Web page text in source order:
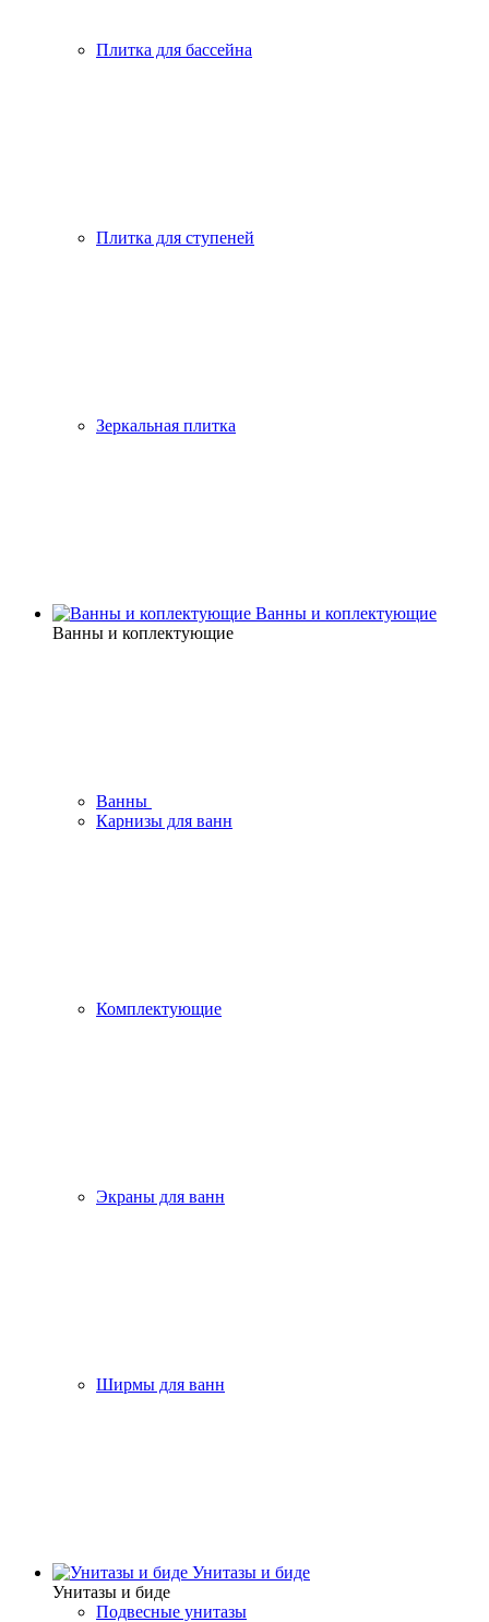
Плитка для бассейна
Плитка для ступеней
Зеркальная плитка
Ванны и коплектующие
Ванны и коплектующие
Ванны
Карнизы для ванн
Комплектующие
Экраны для ванн
Ширмы для ванн
Унитазы и биде
Унитазы и биде
Подвесные унитазы